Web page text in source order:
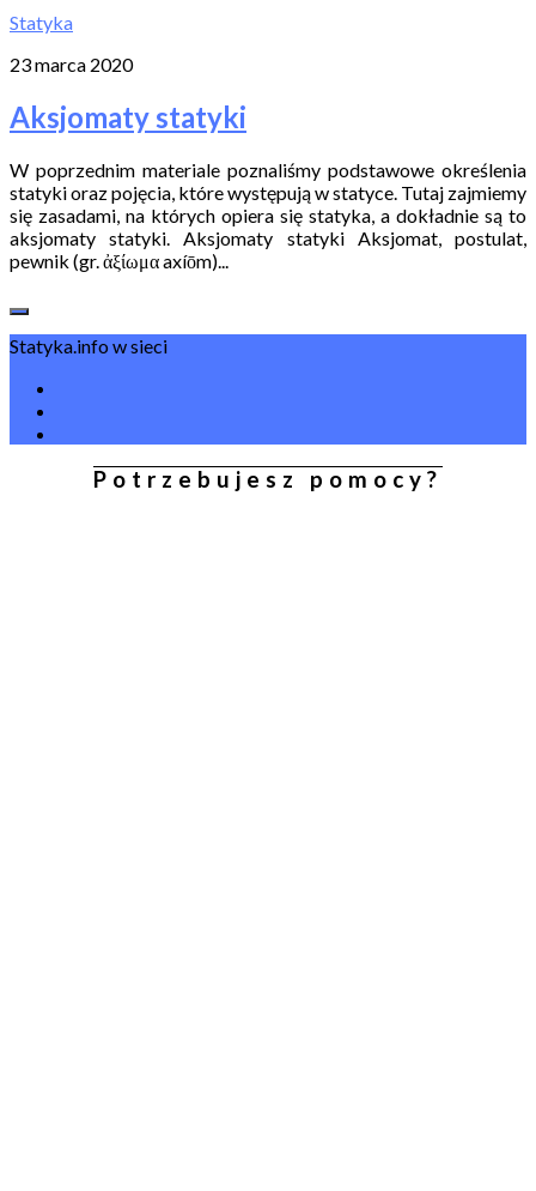
Statyka
23 marca 2020
Aksjomaty statyki
W poprzednim materiale poznaliśmy podstawowe określenia
statyki oraz pojęcia, które występują w statyce. Tutaj zajmiemy
się zasadami, na których opiera się statyka, a dokładnie są to
aksjomaty statyki. Aksjomaty statyki Aksjomat, postulat,
pewnik (gr. ἀξίωμα axíōm)...
Statyka.info w sieci
Potrzebujesz pomocy?